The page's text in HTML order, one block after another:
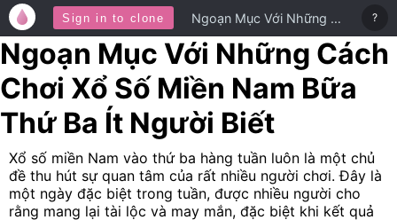
Sign in to clone Ngoạn Mục Với Những Cách Chơi Xổ Số Miền Nam Bữa Thứ Ba Ít Người Biết ?